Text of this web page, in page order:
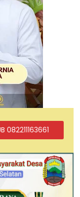
082211163661